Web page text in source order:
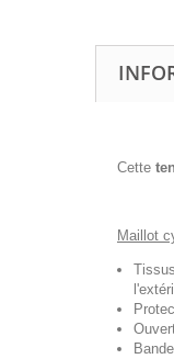
Cette
Maillot